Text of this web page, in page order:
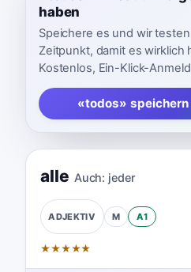
haben
Speichere es und wir
Zeitpunkt, damit es wirklich
Kostenlos, Ein-Klick-
«todos»
alle Auch: jeder
ADJEKTIV M A1
★★★★★